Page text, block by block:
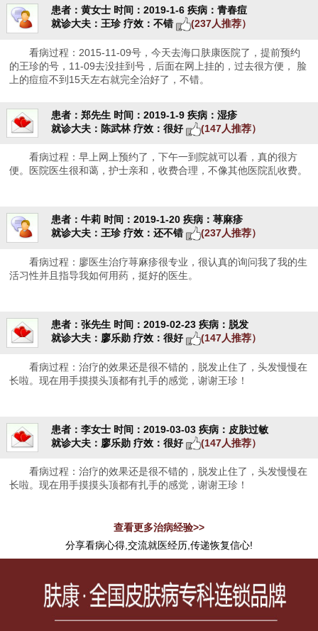
患者：黄女士 时间：2019-1-6 疾病：青春痘
就诊大夫：王珍 疗效：不错 (237人推荐）
看病过程：2015-11-09号，今天去海口肤康医院了，提前预约
的王珍的号，11-09去没挂到号，后面在网上挂的，过去很方便， 脸
上的痘痘不到15天左右就完全治好了，不错。
患者：郑先生 时间：2019-1-9 疾病：湿疹
就诊大夫：陈武林 疗效：很好 (147人推荐）
看病过程：早上网上预约了，下午一到院就可以看，真的很方
便。医院医生很和蔼，护士亲和，收费合理，不像其他医院乱收费。
患者：牛莉 时间：2019-1-20 疾病：荨麻疹
就诊大夫：王珍 疗效：还不错 (237人推荐）
看病过程：廖医生治疗荨麻疹很专业，很认真的询问我了我的生
活习性并且指导我如何用药，挺好的医生。
患者：张先生 时间：2019-02-23 疾病：脱发
就诊大夫：廖乐勋 疗效：很好 (147人推荐）
看病过程：治疗的效果还是很不错的，脱发止住了，头发慢慢在
长啦。现在用手摸摸头顶都有扎手的感觉，谢谢王珍！
患者：李女士 时间：2019-03-03 疾病：皮肤过敏
就诊大夫：廖乐勋 疗效：很好 (147人推荐）
看病过程：治疗的效果还是很不错的，脱发止住了，头发慢慢在
长啦。现在用手摸摸头顶都有扎手的感觉，谢谢王珍！
查看更多治病经验>>
分享看病心得,交流就医经历,传递恢复信心!